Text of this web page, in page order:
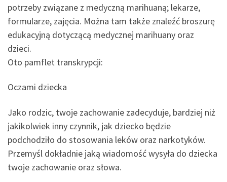
potrzeby związane z medyczną marihuaną; lekarze,
formularze, zajęcia. Można tam także znaleźć broszurę
edukacyjną dotyczącą medycznej marihuany oraz
dzieci.
Oto pamflet transkrypcji:
Oczami dziecka
Jako rodzic, twoje zachowanie zadecyduje, bardziej niż
jakikolwiek inny czynnik, jak dziecko będzie
podchodziło do stosowania leków oraz narkotyków.
Przemyśl dokładnie jaką wiadomość wysyła do dziecka
twoje zachowanie oraz słowa.